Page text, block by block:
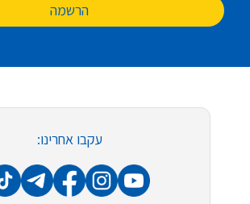
הרשמה
עקבו אחרינו: